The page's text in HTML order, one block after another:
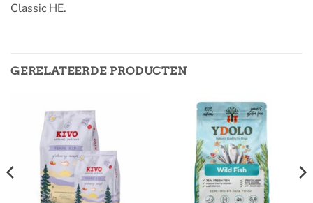
Classic HE.
GERELATEERDE PRODUCTEN